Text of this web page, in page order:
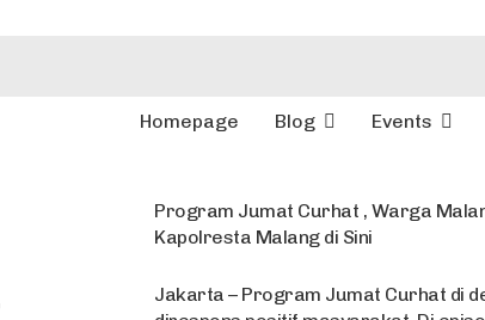
Homepage Blog Events
Program Jumat Curhat , Warga
Kapolresta Malang di Sini
Jakarta – Program Jumat Curhat di